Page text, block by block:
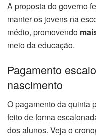
A proposta do governo
manter os jovens na
médio, promovendo
meio da educação.
Pagamento
nascimento
O pagamento da quinta
feito de forma
dos alunos. Veja o